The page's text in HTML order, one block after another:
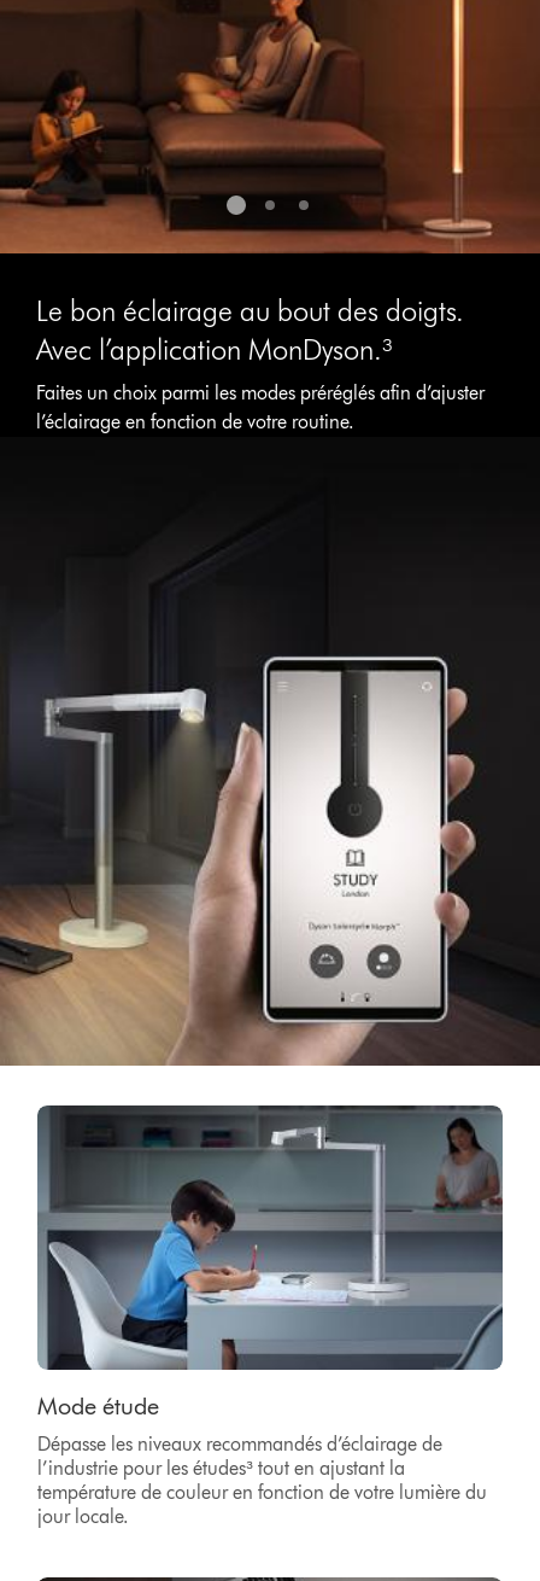
Le bon éclairage au bout des doigts.
Avec l’application MonDyson.³
Faites un choix parmi les modes préréglés afin d’ajuster
l’éclairage en fonction de votre routine.
Mode étude
Dépasse les niveaux recommandés d’éclairage de
l’industrie pour les études³ tout en ajustant la
température de couleur en fonction de votre lumière du
jour locale.